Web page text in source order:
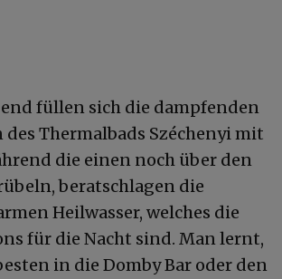
füllen sich die dampfenden
des Thermalbads Széchenyi mit
die einen noch über den
beratschlagen die
Heilwasser, welches die
für die Nacht sind. Man lernt,
in die Domby Bar oder den